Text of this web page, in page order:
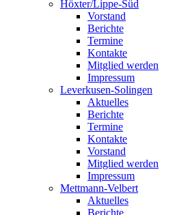
Höxter/Lippe-Süd
Vorstand
Berichte
Termine
Kontakte
Mitglied werden
Impressum
Leverkusen-Solingen
Aktuelles
Berichte
Termine
Kontakte
Vorstand
Mitglied werden
Impressum
Mettmann-Velbert
Aktuelles
Berichte